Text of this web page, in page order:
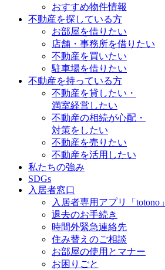
おすすめ物件情報
不動産を探している方
お部屋を借りたい
店舗・事務所を借りたい
不動産を買いたい
駐車場を借りたい
不動産を持っている方
不動産を貸したい・
満室経営したい
不動産の相続が心配・
対策をしたい
不動産を売りたい
不動産を活用したい
私たちの強み
SDGs
入居者窓口
入居者専用アプリ「totono」
退去のお手続き
時間外緊急連絡先
住み替えのご相談
お部屋の使用とマナー
お困りごと